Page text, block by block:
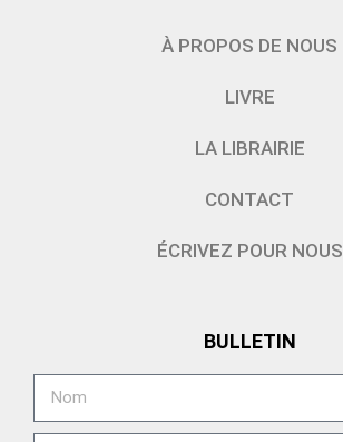
À PROPOS DE NOUS
LIVRE
LA LIBRAIRIE
CONTACT
ÉCRIVEZ POUR NOUS
BULLETIN